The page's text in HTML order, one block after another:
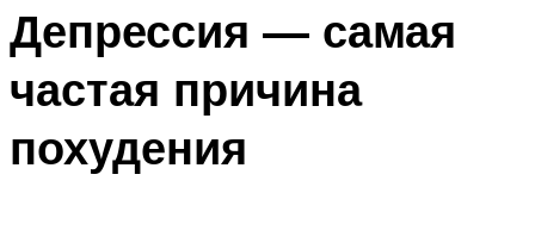
Депрессия — самая
частая причина
похудения